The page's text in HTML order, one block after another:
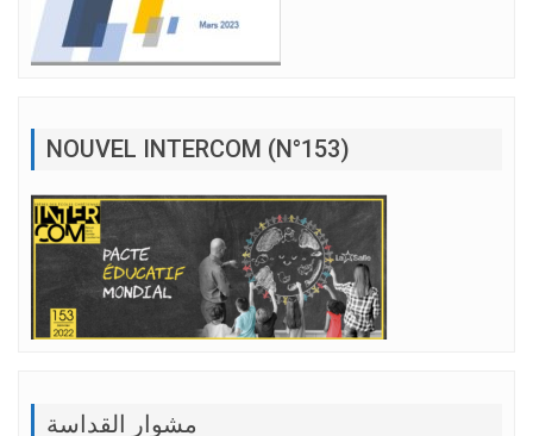
NOUVEL INTERCOM (N°153)
مشوار القداسة